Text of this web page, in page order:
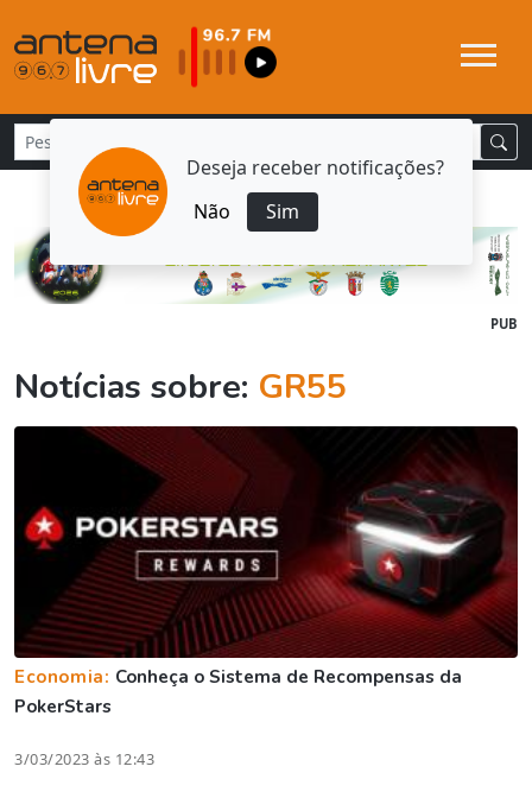
Deseja receber notificações?
Não
Sim
PUB
Notícias sobre: GR55
Economia: Conheça o Sistema de Recompensas da
PokerStars
3/03/2023 às 12:43